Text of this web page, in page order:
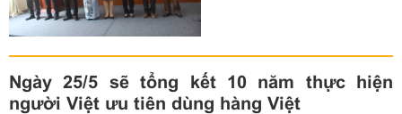
hiện CVĐ.
Ngày 25/5 sẽ tổng kết 10 năm thực hiện
người Việt ưu tiên dùng hàng Việt